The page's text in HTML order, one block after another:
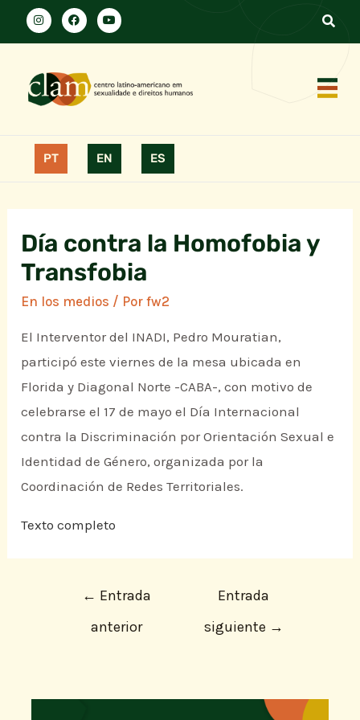
PT EN ES
Día contra la Homofobia y
Transfobia
En los medios / Porfw2
El Interventor del INADI, Pedro Mouratian,
participó este viernes de la mesa ubicada en
Florida y Diagonal Norte -CABA-, con motivo de
celebrarse el 17 de mayo el Día Internacional
contra la Discriminación por Orientación Sexual e
Identidad de Género, organizada por la
Coordinación de Redes Territoriales.
Texto completo
← Entrada
anterior
Entrada
siguiente →